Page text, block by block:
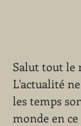
Salut tout le
L'actualité
les temps
monde en